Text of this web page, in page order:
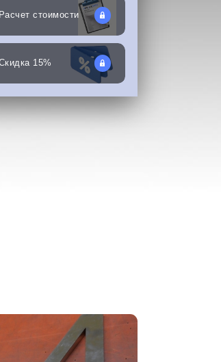
Расчет стоимости
15%